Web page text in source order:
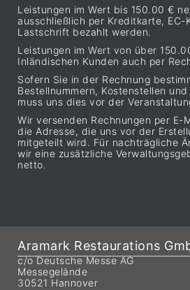
Leistungen im Wert bis 150.00 €
ausschließlich per Kreditkarte, EC-
Lastschrift bezahlt werden.
Leistungen im Wert von über
Inländischen Kunden auch per
Sofern Sie in der Rechnung
Bestellnummern, Kostenstellen
muss uns dies vor der
Wir versenden Rechnungen per E-
die Adresse, die uns vor der
mitgeteilt wird. Für nachträgliche
wir eine zusätzliche
netto.
Aramark Restaurations
c/o Deutsche Messe AG
Messegelände
30521 Hannover